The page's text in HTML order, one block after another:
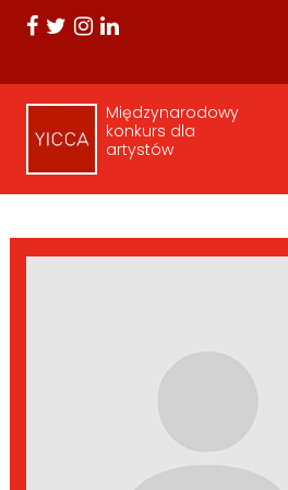
Międzynarodowy
konkurs dla
artystów